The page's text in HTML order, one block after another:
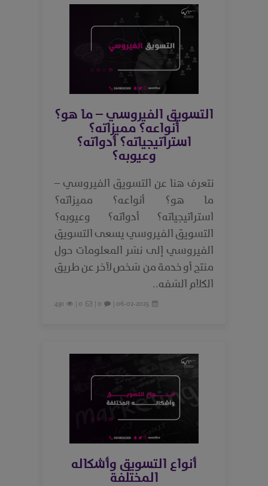
التسويق الفيروسي – ما هو؟
أنواعه؟ مميزاته؟
استراتيجياته؟ أدواته؟
وعيوبه؟
نتعرف هنا عن التسويق الفيروسي –
ما هو؟ أنواعه؟ مميزاته؟
استراتيجياته؟ أدواته؟ وعيوبه؟
التسويق الفيروسي يسعى التسويق
الفيروسي إلى نشر المعلومات حول
منتج أو خدمة من شخص لآخر عن طريق
الكلام الشفه..
06-02-2025 |
0 |
0 |
491
أنواع التسويق وأشكاله
المختلفة